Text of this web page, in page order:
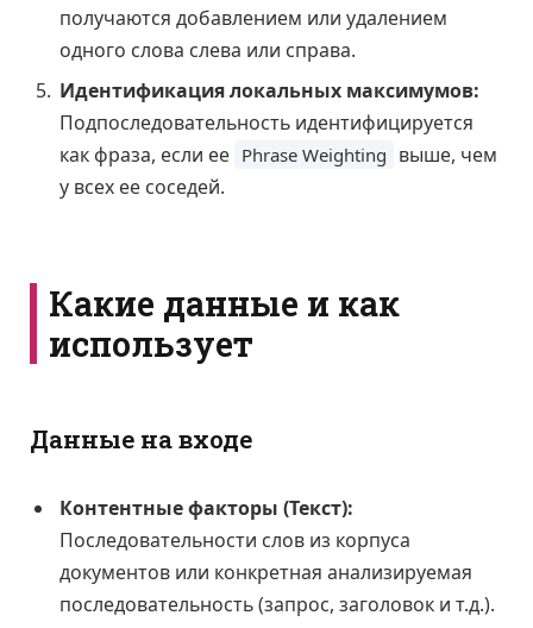
получаются добавлением или удалением
одного слова слева или справа.
Идентификация локальных максимумов:
Подпоследовательность идентифицируется
как фраза, если ее Phrase Weighting выше, чем
у всех ее соседей.
Какие данные и как
использует
Данные на входе
Контентные факторы (Текст):
Последовательности слов из корпуса
документов или конкретная анализируемая
последовательность (запрос, заголовок и т.д.).